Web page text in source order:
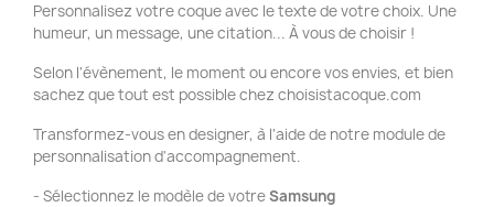
Personnalisez votre coque avec le texte de votre choix. Une
humeur, un message, une citation... À vous de choisir !
Selon l'évènement, le moment ou encore vos envies, et bien
sachez que tout est possible chez choisistacoque.com
Transformez-vous en designer, à l'aide de notre module de
personnalisation d'accompagnement.
- Sélectionnez le modèle de votreSamsung